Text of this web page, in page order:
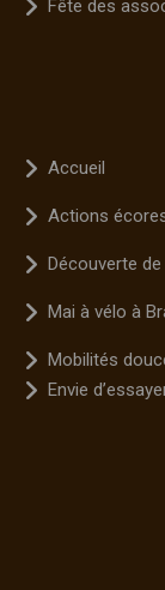
Fête des
Accueil
Actions
Découverte de
Mai à vélo à
Mobilités
Envie